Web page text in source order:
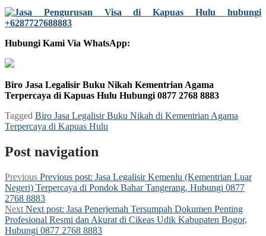
Hubungi Kami Via WhatsApp:
Biro Jasa Legalisir Buku Nikah Kementrian Agama
Terpercaya di Kapuas Hulu Hubungi 0877 2768 8883
Tagged Biro Jasa Legalisir Buku Nikah di Kementrian Agama
Terpercaya di Kapuas Hulu
Post navigation
Previous Previous post: Jasa Legalisir Kemenlu (Kementrian Luar
Negeri) Terpercaya di Pondok Bahar Tangerang, Hubungi 0877
2768 8883
Next Next post: Jasa Penerjemah Tersumpah Dokumen Penting
Profesional Resmi dan Akurat di Cikeas Udik Kabupaten Bogor,
Hubungi 0877 2768 8883